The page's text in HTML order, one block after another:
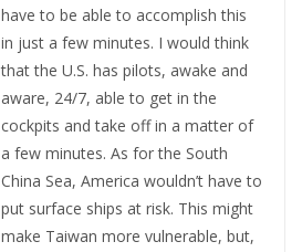
have to be able to accomplish this
in just a few minutes. I would think
that the U.S. has pilots, awake and
aware, 24/7, able to get in the
cockpits and take off in a matter of
a few minutes. As for the South
China Sea, America wouldn’t have to
put surface ships at risk. This might
make Taiwan more vulnerable, but,